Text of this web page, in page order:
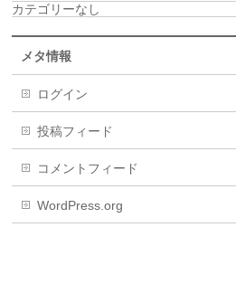
カテゴリーなし
メタ情報
ログイン
投稿フィード
コメントフィード
WordPress.org